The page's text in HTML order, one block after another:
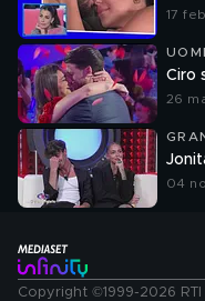
17
Ciro
26
04
Copyright ©1999-2026 RTI